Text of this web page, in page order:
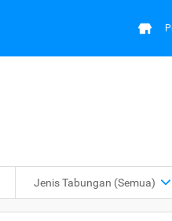
Jenis Tabungan (Semua)